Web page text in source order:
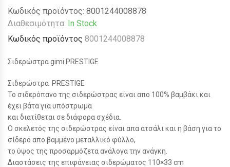
Κωδικός προϊόντος: 8001244008878
Διαθεσιμότητα: In Stock
Κωδικός προϊόντος 8001244008878
Σιδερώστρα gimi PRESTIGE
Σιδερώστρα PRESTIGE
Το σιδερόπανο της σιδερώστρας είναι απο 100% βαμβάκι και
έχει βάτα για υπόστρωμα
και διατίθεται σε διάφορα σχέδια.
Ο σκελετός της σιδερώστρας είναι απα ατσάλι και η βάση για το
σίδερο απο βαμμένο μεταλλικό φύλλο,
το ύψος της προσαρμόζετα ανάλογα την ανάγκη.
Διαστάσεις της επιφάνειας σιδερώματος 110×33 cm